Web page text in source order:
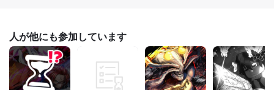
人が他にも参加しています